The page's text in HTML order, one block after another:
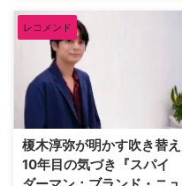
『グッド・オーメンズ』）が、映
像ソフトメーカーの米Criterion社
による人気企画「Criterion
Closet」に登場した。数多の名作
映画のDVDやBlu-rayが並ぶ夢の
ようなクローゼットを訪れたデヴ
ィッドは、自身が幼少期や俳優人
映画をピックアップ。その魅力を
熱く語った。 『バンデットQ』か
レコメンド
榎木淳弥が明かす吹き替え
10年目の気づき『スパイ